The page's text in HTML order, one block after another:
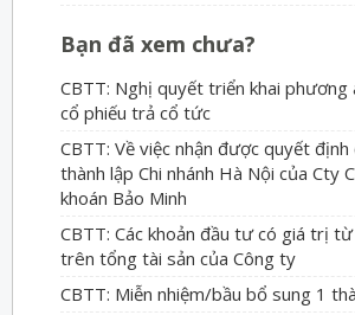
Bạn đã xem chưa?
CBTT: Nghị quyết triển khai phương
cổ phiếu trả cổ tức
CBTT: Về việc nhận được quyết định
thành lập Chi nhánh Hà Nội của Cty
khoán Bảo Minh
CBTT: Các khoản đầu tư có giá trị
trên tổng tài sản của Công ty
CBTT: Miễn nhiệm/bầu bổ sung 1